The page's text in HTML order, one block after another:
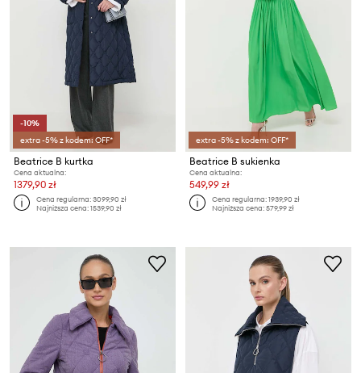
-10%
extra -5% z kodem: OFF*
Beatrice B kurtka
Cena aktualna:
1379,90 zł
Cena regularna:3099,90 zł
Najniższa cena:1539,90 zł
extra -5% z kodem: OFF*
Beatrice B sukienka
Cena aktualna:
549,99 zł
Cena regularna:1939,90 zł
Najniższa cena:579,99 zł